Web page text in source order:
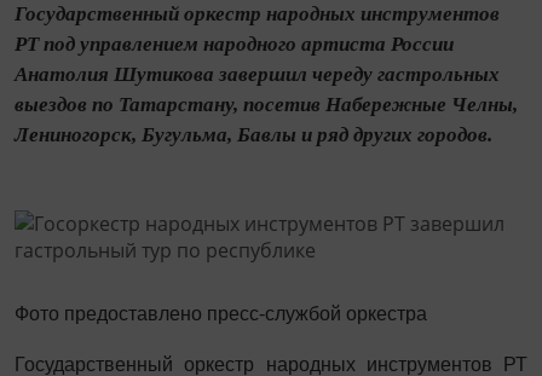
Государственный оркестр народных инструментов
РТ под управлением народного артиста России
Анатолия Шутикова завершил череду гастрольных
выездов по Татарстану, посетив Набережные Челны,
Лениногорск, Бугульма, Бавлы и ряд других городов.
Фото предоставлено пресс-службой оркестра
Государственный оркестр народных инструментов РТ